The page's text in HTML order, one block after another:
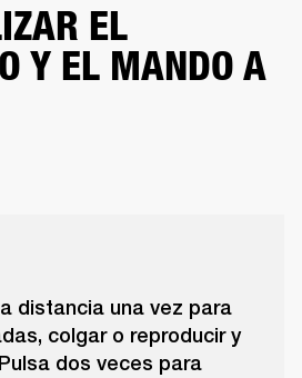
EL
Y EL MANDO A
distancia una vez para
colgar o reproducir y
dos veces para